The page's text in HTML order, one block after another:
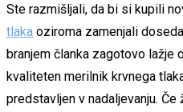
Ste razmišljali, da bi si kupili
tlaka oziroma zamenjali
branjem članka zagotovo lažje
kvaliteten merilnik krvnega
predstavljen v nadaljevanju.